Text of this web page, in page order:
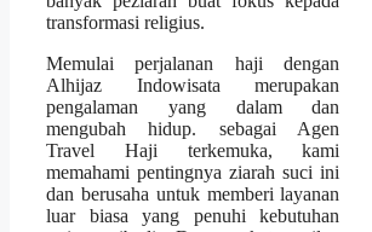
transformasi religius.
Memulai perjalanan haji dengan
Alhijaz Indowisata merupakan
pengalaman yang dalam dan
mengubah hidup. sebagai Agen
Travel Haji terkemuka, kami
memahami pentingnya ziarah suci ini
dan berusaha untuk memberi layanan
luar biasa yang penuhi kebutuhan